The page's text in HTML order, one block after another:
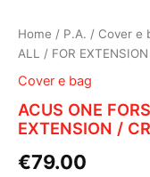
Home / P.A. / Cover e
ALL / FOR
Cover e bag
ACUS ONE
EXTENSION /
€79.00